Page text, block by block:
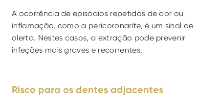
A ocorrência de episódios repetidos de dor ou
inflamação, como a pericoronarite, é um sinal de
alerta. Nestes casos, a extração pode prevenir
infeções mais graves e recorrentes.
Risco para os dentes adjacentes